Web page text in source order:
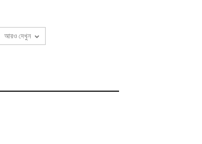
আরও দেখুন